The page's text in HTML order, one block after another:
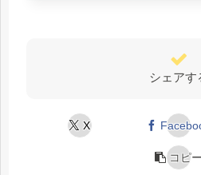
シェアす
X
コピー